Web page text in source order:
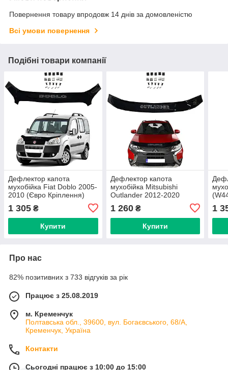
Повернення товару впродовж 14 днів за домовленістю
Всі умови повернення
Подібні товари компанії
Дефлектор капота
мухобійка Fiat Doblo 2005-
2010 (Євро Кріплення)
1 305 ₴
Купити
Дефлектор капота
мухобійка Mitsubishi
Outlander 2012-2020
Glass
1 260₴
Купити
1
Про нас
82% позитивних з 733 відгуків за рік
Працює з 25.08.2019
м. Кременчук
Полтавська обл., 39600, вул. Богаєвського, 68/А,
Кременчук, Україна
Контакти
Сьогодні працює з 10:00 до 15:00